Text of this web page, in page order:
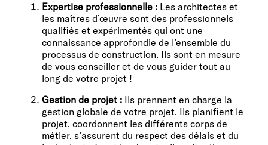
Expertise professionnelle : Les architectes et
les maîtres d’œuvre sont des professionnels
qualifiés et expérimentés qui ont une
connaissance approfondie de l’ensemble du
processus de construction. Ils sont en mesure
de vous conseiller et de vous guider tout au
long de votre projet !
Gestion de projet : Ils prennent en charge la
gestion globale de votre projet. Ils planifient le
projet, coordonnent les différents corps de
métier, s’assurent du respect des délais et du